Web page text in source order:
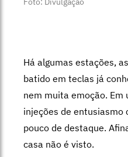
Há algumas estações,
batido em teclas já
nem muita emoção. Em
injeções de entusiasmo
pouco de destaque.
casa não é visto.